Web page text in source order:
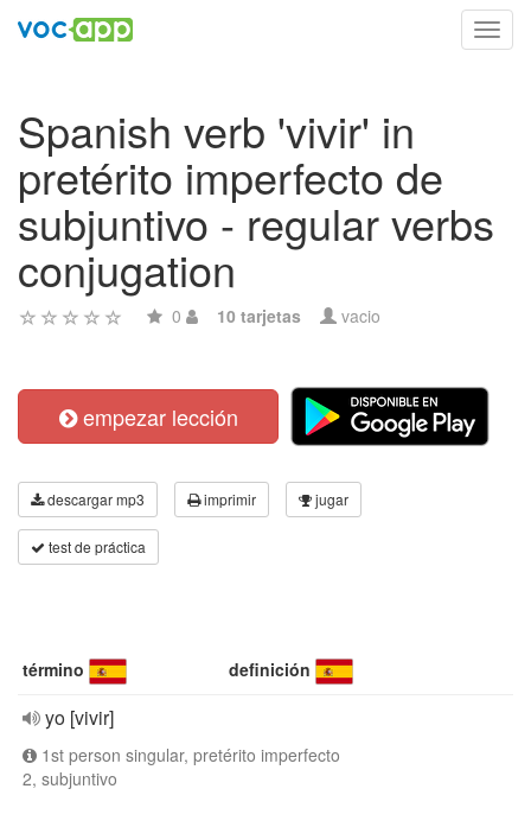
Spanish verb 'vivir' in
pretérito imperfecto de
subjuntivo - regular verbs
conjugation
0 10 tarjetas vacio
empezar lección
descargar mp3 imprimir jugar
test de práctica
término definición
yo [vivir]
1st person singular, pretérito imperfecto
2, subjuntivo